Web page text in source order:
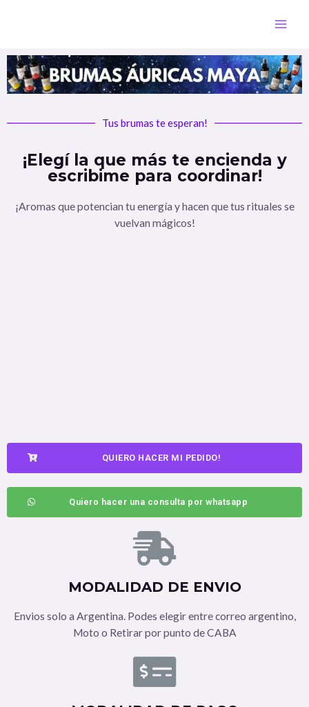
Tus brumas te esperan!
¡Elegí la que más te encienda y
escribime para coordinar!
¡Aromas que potencian tu energía y hacen que tus rituales se
vuelvan mágicos!
QUIERO HACER MI PEDIDO!
Quiero hacer una consulta por whatsapp
MODALIDAD DE ENVIO
Envios solo a Argentina. Podes elegir entre correo argentino,
Moto o Retirar por punto de CABA